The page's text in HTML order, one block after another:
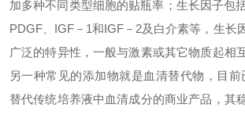
加多种不同类型细胞的贴瓶率；生长因子包
PDGF、IGF－1和IGF－2及白介素等，生长
广泛的特异性，一般与激素或其它物质起相
另一种常见的添加物就是血清替代物，目
替代传统培养液中血清成分的商业产品，其